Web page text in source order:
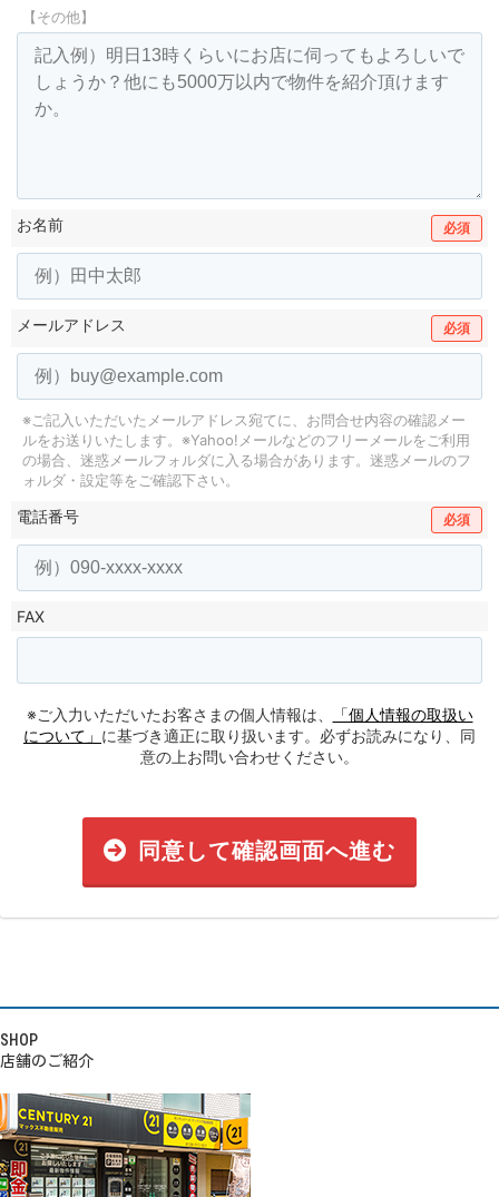
【その他】
お名前 必須
メールアドレス 必須
※ご記入いただいたメールアドレス宛てに、お問合せ内容の確認メー
ルをお送りいたします。 ※Yahoo!メールなどのフリーメールをご利用
の場合、迷惑メールフォルダに入る場合があります。 迷惑メールのフ
ォルダ・設定等をご確認下さい。
電話番号 必須
FAX
※ご入力いただいたお客さまの個人情報は、
「個人情報の取扱い
について」 に基づき適正に取り扱います。必ずお読みになり、同
意の上お問い合わせください。
同意して確認画面へ進む
SHOP
店舗のご紹介